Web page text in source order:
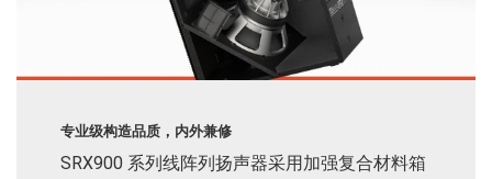
专业级构造品质，内外兼修
SRX900 系列线阵列扬声器采用加强复合材料箱